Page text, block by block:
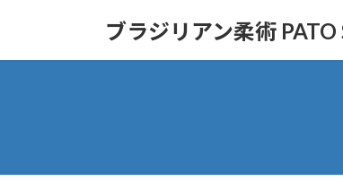
ブラジリアン柔術